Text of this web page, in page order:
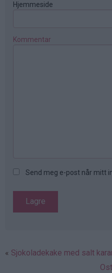
Hjemmeside
Kommentar
Send meg e-post når mitt
Sjokoladekake med salt